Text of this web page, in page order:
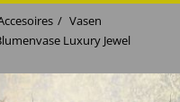
Vasen
Luxury Jewel